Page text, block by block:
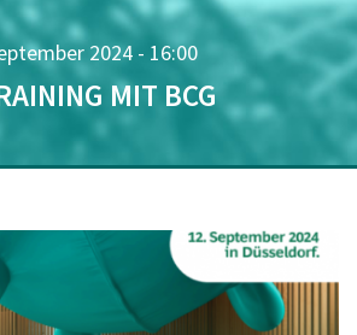
2024 - 16:00
MIT BCG